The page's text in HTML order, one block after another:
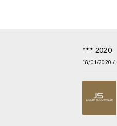
*** 2020
18/01/2020 /